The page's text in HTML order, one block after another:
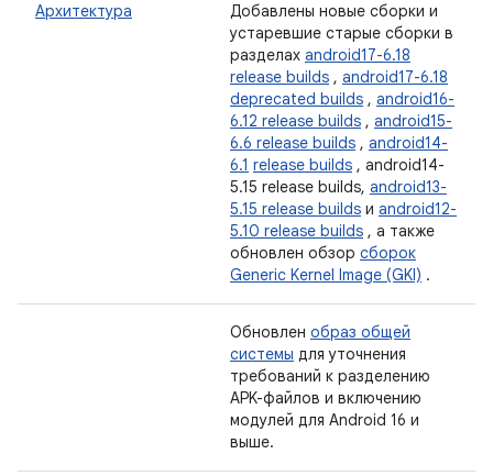
Архитектура
Добавлены новые сборки и
устаревшие старые сборки в
разделах android17-6.18
release builds , android17-6.18
deprecated builds , android16-
6.12 release builds , android15-
6.6 release builds , android14-
6.1 release builds , android14-
5.15 release builds, android13-
5.15 release builds и android12-
5.10 release builds , а также
обновлен обзор сборок
Generic Kernel Image (GKI) .
Обновлен образ общей
системы для уточнения
требований к разделению
APK-файлов и включению
модулей для Android 16 и
выше.